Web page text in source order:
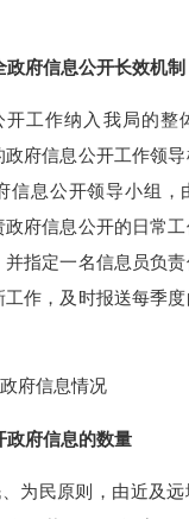
政府信息公开长效机制
开工作纳入我局的整
府信息公开工作领导
信息公开领导小组，
府信息公开的日常
指定一名信息员负责
作，及时报送每季
府信息情况
政府信息的数量
为民原则，由近及